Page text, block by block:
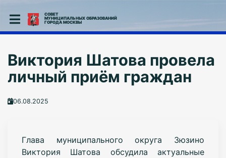
СОВЕТ
МУНИЦИПАЛЬНЫХ ОБРАЗОВАНИЙ
ГОРОДА МОСКВЫ
Виктория Шатова провела
личный приём граждан
06.08.2025
Глава муниципального округа Зюзино
Виктория Шатова обсудила актуальные